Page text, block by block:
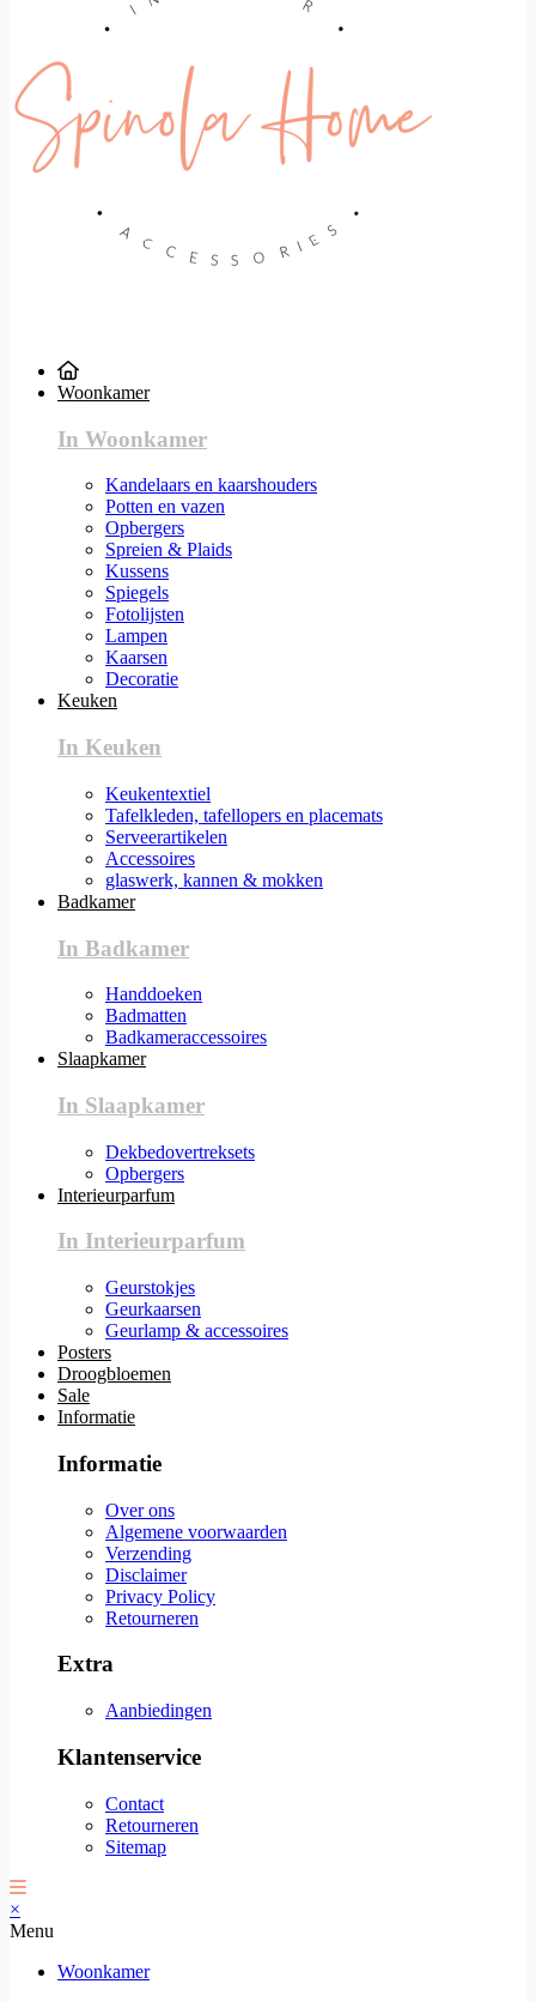
Woonkamer
In Woonkamer
Kandelaars en kaarshouders
Potten en vazen
Opbergers
Spreien & Plaids
Kussens
Spiegels
Fotolijsten
Lampen
Kaarsen
Decoratie
Keuken
In Keuken
Keukentextiel
Tafelkleden, tafellopers en placemats
Serveerartikelen
Accessoires
glaswerk, kannen & mokken
Badkamer
In Badkamer
Handdoeken
Badmatten
Badkameraccessoires
Slaapkamer
In Slaapkamer
Dekbedovertreksets
Opbergers
Interieurparfum
In Interieurparfum
Geurstokjes
Geurkaarsen
Geurlamp & accessoires
Posters
Droogbloemen
Sale
Informatie
Informatie
Over ons
Algemene voorwaarden
Verzending
Disclaimer
Privacy Policy
Retourneren
Extra
Aanbiedingen
Klantenservice
Contact
Retourneren
Sitemap
×
Menu
Woonkamer